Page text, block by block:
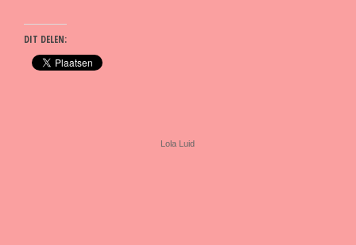
DIT DELEN:
Lola Luid